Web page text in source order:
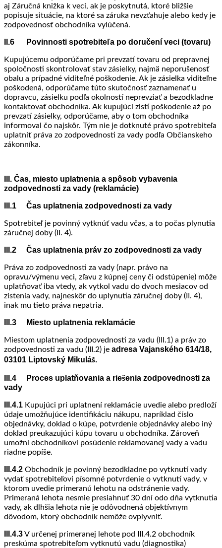
aj Záručná knižka k veci, ak je poskytnutá, ktoré bližšie
popisuje situácie, na ktoré sa záruka nevzťahuje alebo kedy je
zodpovednosť obchodníka vylúčená.
II.6 Povinnosti spotrebiteľa po doručení veci (tovaru)
Kupujúcemu odporúčame pri prevzatí tovaru od prepravnej
spoločnosti skontrolovať stav zásielky, najmä neporušenosť
obalu a prípadné viditeľné poškodenie. Ak je zásielka viditeľne
poškodená, odporúčame túto skutočnosť zaznamenať u
dopravcu, zásielku podľa okolností neprevziať a bezodkladne
kontaktovať obchodníka. Ak kupujúci zistí poškodenie až po
prevzatí zásielky, odporúčame, aby o tom obchodníka
informoval čo najskôr. Tým nie je dotknuté právo spotrebiteľa
uplatniť práva zo zodpovednosti za vady podľa Občianskeho
zákonníka.
III. Čas, miesto uplatnenia a spôsob vybavenia
zodpovednosti za vady (reklamácie)
III.1 Čas uplatnenia zodpovednosti za vady
Spotrebiteľ je povinný vytknúť vadu včas, a to počas plynutia
záručnej doby (II. 4).
III.2 Čas uplatnenia práv zo zodpovednosti za vady
Práva zo zodpovednosti za vady (napr. právo na
opravu/výmenu veci, zľavu z kúpnej ceny či odstúpenie) môže
uplatňovať iba vtedy, ak vytkol vadu do dvoch mesiacov od
zistenia vady, najneskôr do uplynutia záručnej doby (II. 4),
inak mu tieto práva nepatria.
III.3 Miesto uplatnenia reklamácie
Miestom uplatnenia zodpovednosti za vadu (III.1) a práv zo
zodpovednosti za vadu (III.2) je adresa Vajanského 614/18,
03101 Liptovský Mikuláš.
III.4 Proces uplatňovania a riešenia zodpovednosti za
vady
III.4.1 Kupujúci pri uplatnení reklamácie uvedie alebo predloží
údaje umožňujúce identifikáciu nákupu, napríklad číslo
objednávky, doklad o kúpe, potvrdenie objednávky alebo iný
doklad preukazujúci kúpu tovaru u obchodníka. Zároveň
umožní obchodníkovi posúdenie reklamovanej vady a vadu
riadne popíše.
III.4.2 Obchodník je povinný bezodkladne po vytknutí vady
vydať spotrebiteľovi písomné potvrdenie o vytknutí vady, v
ktorom uvedie primeranú lehotu na odstránenie vady.
Primeraná lehota nesmie presiahnuť 30 dní odo dňa vytknutia
vady, ak dlhšia lehota nie je odôvodnená objektívnym
dôvodom, ktorý obchodník nemôže ovplyvniť.
III.4.3V určenej primeranej lehote pod III.4.2 obchodník
preskúma spotrebiteľom vytknutú vadu (diagnostika)